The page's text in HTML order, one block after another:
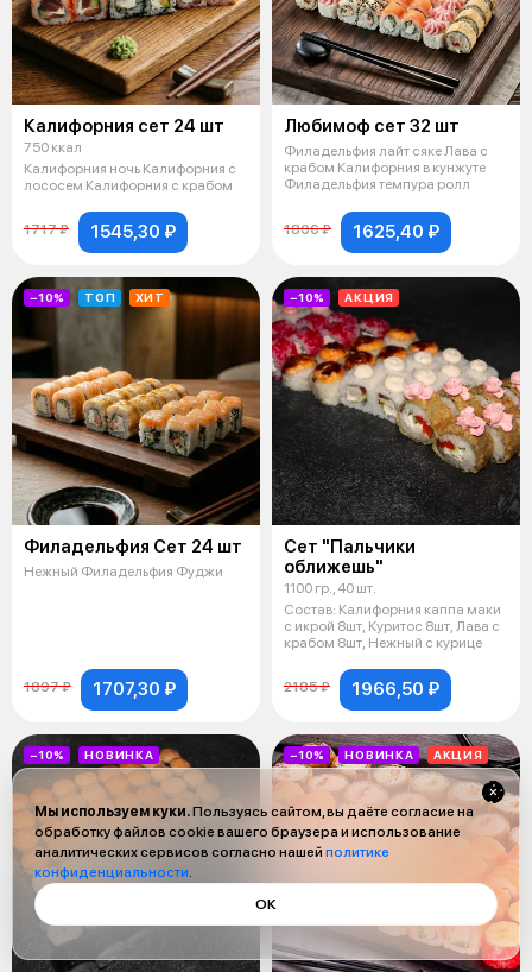
Калифорния сет 24 шт
750 ккал
Калифорния ночь Калифорния с
лососем Калифорния с крабом
1717 ₽ 1545,30 ₽
Любимоф сет 32 шт
Филадельфия лайт сяке Лава с
крабом Калифорния в кунжуте
Филадельфия темпура ролл
1806 ₽ 1625,40 ₽
−10% ТОП ХИТ
Филадельфия Сет 24 шт
Нежный Филадельфия Фуджи
1897 ₽ 1707,30 ₽
−10% АКЦИЯ
Сет "Пальчики
оближешь"
1100 гр., 40 шт.
Состав: Калифорния каппа маки
с икрой 8шт, Куритос 8шт, Лава с
крабом 8шт, Нежный с курице
2185 ₽ 1966,50 ₽
−10% НОВИНКА −10% НОВИНКА АКЦИЯ
Мы используем куки.Пользуясь сайтом, вы даёте согласие на
обработку файлов cookie вашего браузера и использование
аналитических сервисов согласно нашей политике
конфиденциальности.
ОК